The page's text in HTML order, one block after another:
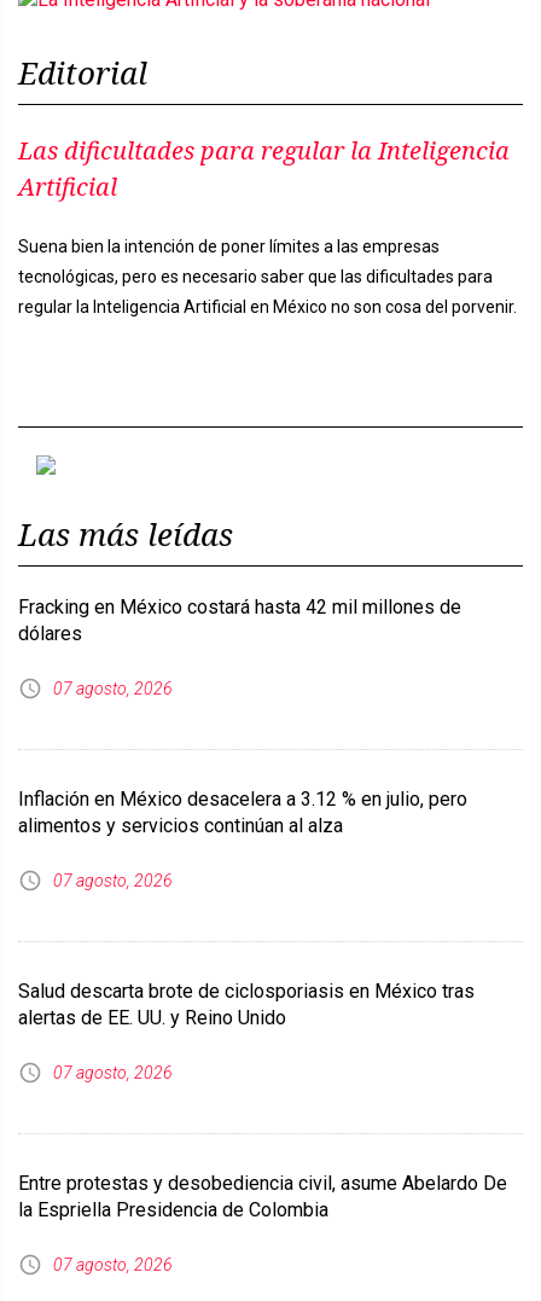
Editorial
Las dificultades para regular la Inteligencia
Artificial
Suena bien la intención de poner límites a las empresas
tecnológicas, pero es necesario saber que las dificultades para
regular la Inteligencia Artificial en México no son cosa del porvenir.
Las más leídas
Fracking en México costará hasta 42 mil millones de
dólares
07 agosto, 2026
Inflación en México desacelera a 3.12 % en julio, pero
alimentos y servicios continúan al alza
07 agosto, 2026
Salud descarta brote de ciclosporiasis en México tras
alertas de EE. UU. y Reino Unido
07 agosto, 2026
Entre protestas y desobediencia civil, asume Abelardo De
la Espriella Presidencia de Colombia
07 agosto, 2026